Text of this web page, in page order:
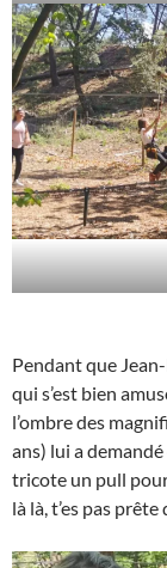
Pendant que
qui s’est bien
l’ombre des
ans) lui a
tricote un pull
là là, t’es pas